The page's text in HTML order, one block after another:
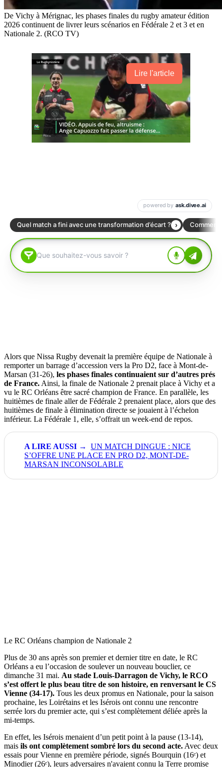
De Vichy à Mérignac, les phases finales du rugby amateur édition
2026 continuent de livrer leurs scénarios en Fédérale 2 et 3 et en
Nationale 2. (RCO TV)
Lire l'article
Alors que Nissa Rugby devenait la première équipe de Nationale à
remporter un barrage d’accession vers la Pro D2, face à Mont-de-
Marsan (31-26), les phases finales continuaient sur d’autres prés
de France. Ainsi, la finale de Nationale 2 prenait place à Vichy et a
vu le RC Orléans être sacré champion de France. En parallèle, les
huitièmes de finale aller de Fédérale 2 prenaient place, alors que des
huitièmes de finale à élimination directe se jouaient à l’échelon
inférieur. La Fédérale 1, elle, s’offrait un week-end de repos.
UN MATCH DINGUE : NICE
S’OFFRE UNE PLACE EN PRO D2, MONT-DE-
MARSAN INCONSOLABLE
Le RC Orléans champion de Nationale 2
Plus de 30 ans après son premier et dernier titre en date, le RC
Orléans a eu l’occasion de soulever un nouveau bouclier, ce
dimanche 31 mai. Au stade Louis-Darragon de Vichy, le RCO
s’est offert le plus beau titre de son histoire, en renversant le CS
Vienne (34-17). Tous les deux promus en Nationale, pour la saison
prochaine, les Loirétains et les Isérois ont connu une rencontre
serrée lors du premier acte, qui s’est complètement déliée après la
mi-temps.
En effet, les Isérois menaient d’un petit point à la pause (13-14),
mais ils ont complètement sombré lors du second acte. Avec deux
essais pour Vienne en première période, signés Bourquin (16ᵉ) et
Minodier (26ᵉ), leurs adversaires n'avaient connu la Terre promise